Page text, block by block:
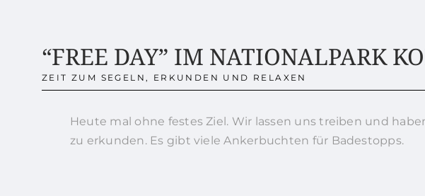
“FREE DAY” IM NATIONALPARK
ZEIT ZUM SEGELN, ERKUNDEN UND RELAXEN
Heute mal ohne festes Ziel. Wir lassen uns treiben und
zu erkunden. Es gibt viele Ankerbuchten für Badestopps.